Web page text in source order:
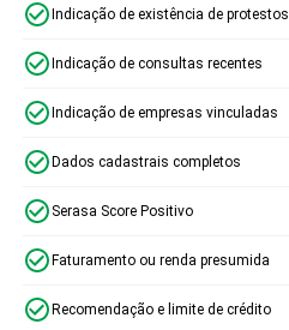
Indicação de existência de protestos
Indicação de consultas recentes
Indicação de empresas vinculadas
Dados cadastrais completos
Serasa Score Positivo
Faturamento ou renda presumida
Recomendação e limite de crédito